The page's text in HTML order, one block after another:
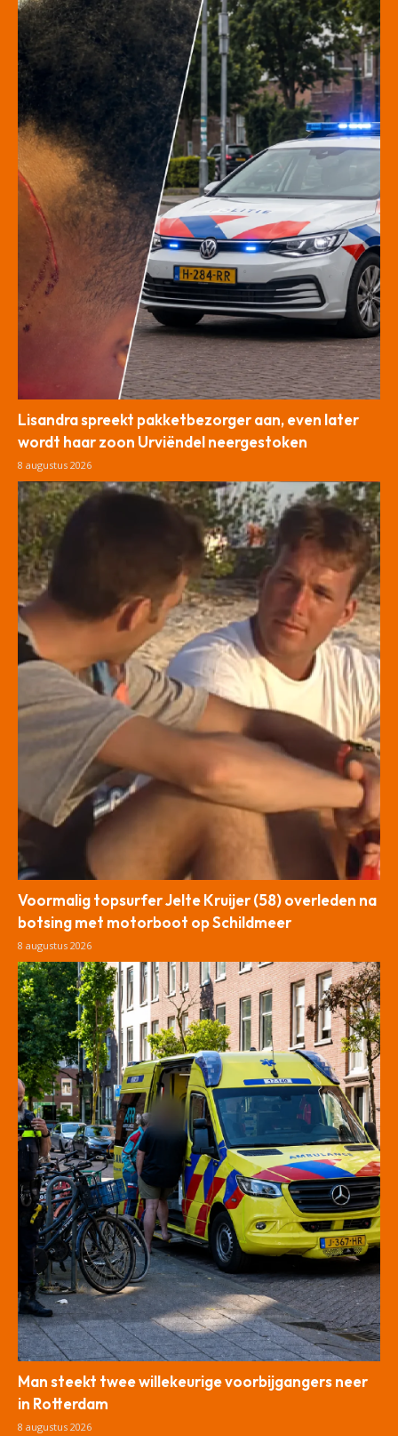
Lisandra spreekt pakketbezorger aan, even later
wordt haar zoon Urviëndel neergestoken
8 augustus 2026
Voormalig topsurfer Jelte Kruijer (58) overleden na
botsing met motorboot op Schildmeer
8 augustus 2026
Man steekt twee willekeurige voorbijgangers neer
in Rotterdam
8 augustus 2026